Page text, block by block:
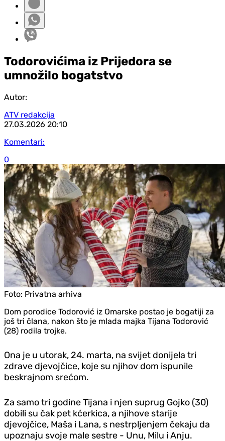
Todorovićima iz Prijedora se
umnožilo bogatstvo
Autor:
ATV redakcija
27.03.2026 20:10
Komentari:
0
Foto: Privatna arhiva
Dom porodice Todorović iz Omarske postao je bogatiji za
još tri člana, nakon što je mlada majka Tijana Todorović
(28) rodila trojke.
Ona je u utorak, 24. marta, na svijet donijela tri
zdrave djevojčice, koje su njihov dom ispunile
beskrajnom srećom.
Za samo tri godine Tijana i njen suprug Gojko (30)
dobili su čak pet kćerkica, a njihove starije
djevojčice, Maša i Lana, s nestrpljenjem čekaju da
upoznaju svoje male sestre - Unu, Milu i Anju.